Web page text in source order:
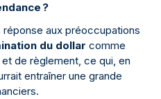
?
aux préoccupations
du dollar comme
de règlement, ce qui, en
entraîner une grande